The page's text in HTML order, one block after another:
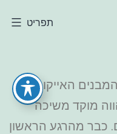
תפריט
האייקוניים
מוקד משיכה
כבר מהרגע הראשון